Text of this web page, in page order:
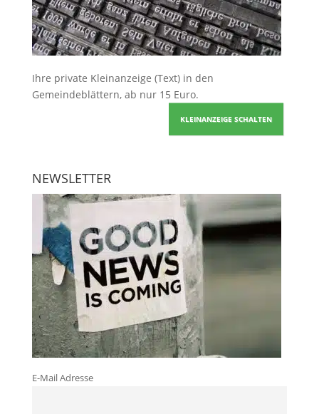
Ihre private Kleinanzeige (Text) in den
Gemeindeblättern, ab nur 15 Euro.
KLEINANZEIGE SCHALTEN
NEWSLETTER
E-Mail Adresse